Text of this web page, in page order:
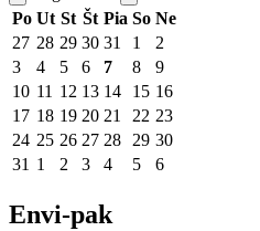
Po Ut St Št Pia So Ne
27 28 29 30 31 1
2
3
4 5 6 7 8
9
10 11 12 13 14 15 16
17 18 19 20 21 22 23
24 25 26 27 28 29 30
31 1 2 3 4 5 6
Envi-pak